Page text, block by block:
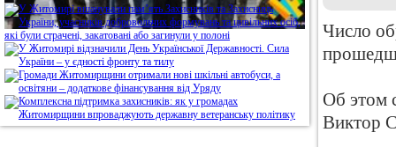
Число
Об этом
Виктор